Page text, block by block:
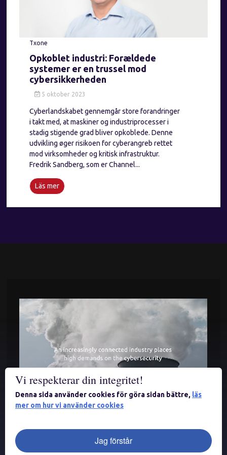
Txone
Opkoblet industri: Forældede
systemer er en trussel mod
cybersikkerheden
5 oktober 2023
Cyberlandskabet gennemgår store forandringer
i takt med, at maskiner og industriprocesser i
stadig stigende grad bliver opkoblede. Denne
udvikling øger risikoen for cyberangreb rettet
mod virksomheder og kritisk infrastruktur.
Fredrik Sandberg, som er Channel...
Läs mer
Vi respekterar din integritet!
Denna sida använder cookies för göra sidan bättre, läs
mer om hur vi använder cookies
Jag förstår